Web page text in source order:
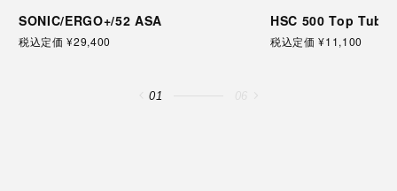
SONIC/ERGO+/52 ASA
税込定価 ¥29,400
HSC 500 Top Tube
税込定価 ¥11,100
01